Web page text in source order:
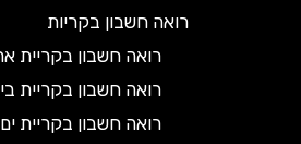
רואה חשבון בקריות
רואה חשבון בקריית אתא
רואה חשבון בקריית ביאליק
רואה חשבון בקריית ים